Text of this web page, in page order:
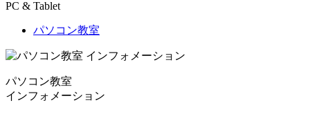
PC & Tablet
パソコン教室
パソコン教室
インフォメーション